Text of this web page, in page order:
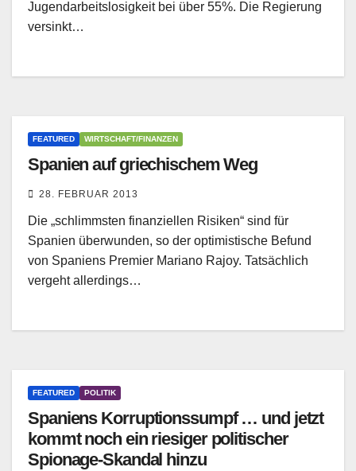
Jugendarbeitslosigkeit bei über 55%. Die Regierung
versinkt…
FEATURED WIRTSCHAFT/FINANZEN
Spanien auf griechischem Weg
28. FEBRUAR 2013
Die „schlimmsten finanziellen Risiken“ sind für
Spanien überwunden, so der optimistische Befund
von Spaniens Premier Mariano Rajoy. Tatsächlich
vergeht allerdings…
FEATURED POLITIK
Spaniens Korruptionssumpf … und jetzt
kommt noch ein riesiger politischer
Spionage-Skandal hinzu